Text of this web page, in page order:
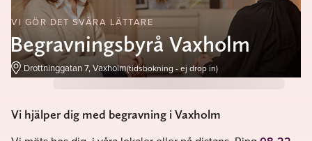
VI GÖR DET SVÅRA LÄTTARE
Begravningsbyrå Vaxholm
Drottninggatan 7, Vaxholm(tidsbokning - ej drop in)
Vi hjälper dig med begravning i Vaxholm